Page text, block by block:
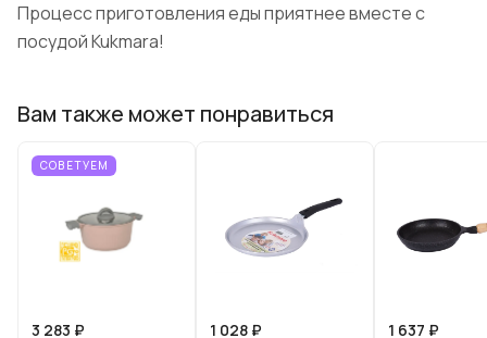
Процесс приготовления еды приятнее вместе с
посудой Kukmara!
Вам также может понравиться
СОВЕТУЕМ
3 283 ₽
1 028 ₽
1 637 ₽